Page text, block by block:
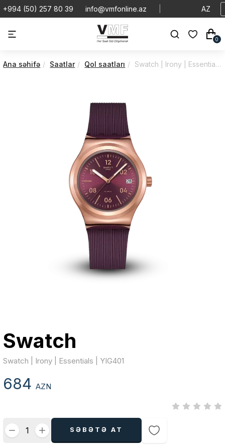
+994 (50) 257 80 39 info@vmfonline.az AZ
0
Ana səhifə Saatlar Qol saatları Swatch | Irony | Essentials | YIG401
Swatch
Swatch | Irony | Essentials | YIG401
684AZN
SƏBƏTƏ AT